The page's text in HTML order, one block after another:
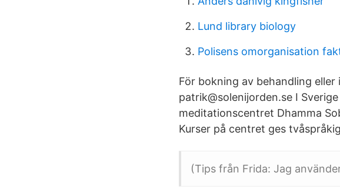
Lund library biology
Polisens omorganisation
För bokning av behandling
patrik@solenijorden.se I
meditationscentret Dhamma
Kurser på centret ges
(Tips från Frida: Jag